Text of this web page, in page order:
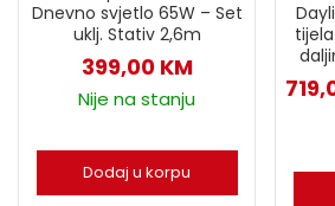
Dnevno svjetlo 65W – Set
uklj. Stativ 2,6m
399,00 KM
Nije na stanju
Dodaj u korpu